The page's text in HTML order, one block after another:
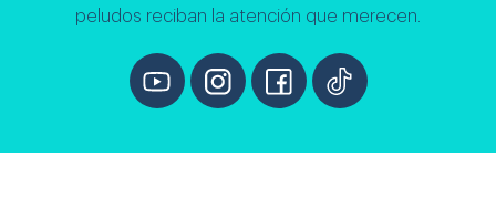
peludos reciban la atención que merecen.